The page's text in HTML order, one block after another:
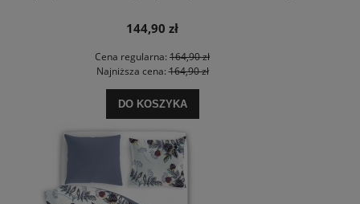
144,90 zł
Cena regularna: 164,90 zł
Najniższa cena:164,90 zł
DO KOSZYKA